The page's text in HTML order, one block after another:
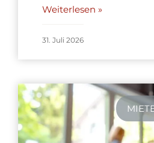
Weiterlesen »
31. Juli 2026